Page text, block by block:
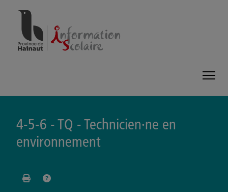
4-5-6 - TQ - Technicien·ne en
environnement